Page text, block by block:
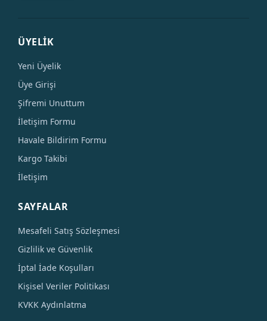
ÜYELİK
Yeni Üyelik
Üye Girişi
Şifremi Unuttum
İletişim Formu
Havale Bildirim Formu
Kargo Takibi
İletişim
SAYFALAR
Mesafeli Satış Sözleşmesi
Gizlilik ve Güvenlik
İptal İade Koşulları
Kişisel Veriler Politikası
KVKK Aydınlatma